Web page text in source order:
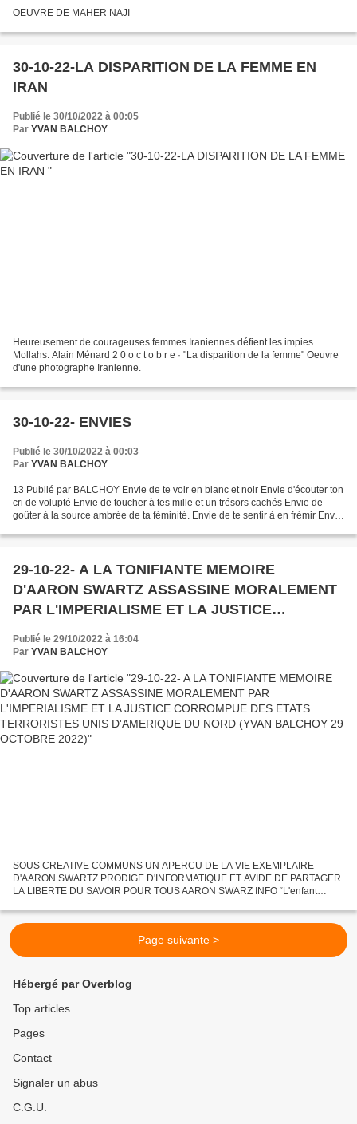
OEUVRE DE MAHER NAJI
30-10-22-LA DISPARITION DE LA FEMME EN
IRAN
Publié le 30/10/2022 à 00:05
Par YVAN BALCHOY
Heureusement de courageuses femmes Iraniennes défient les impies
Mollahs. Alain Ménard 2 0 o c t o b r e · "La disparition de la femme" Oeuvre
d'une photographe Iranienne.
30-10-22- ENVIES
Publié le 30/10/2022 à 00:03
Par YVAN BALCHOY
13 Publié par BALCHOY Envie de te voir en blanc et noir Envie d'écouter ton
cri de volupté Envie de toucher à tes mille et un trésors cachés Envie de
goûter à la source ambrée de ta féminité. Envie de te sentir à en frémir Envie
29-10-22- A LA TONIFIANTE MEMOIRE
D'AARON SWARTZ ASSASSINE MORALEMENT
PAR L'IMPERIALISME ET LA JUSTICE
CORROMPUE DES ETATS TERRORISTES UNIS
D'AMERIQUE DU NORD (YVAN BALCHOY 29
Publié le 29/10/2022 à 16:04
Par YVAN BALCHOY
SOUS CREATIVE COMMUNS UN APERCU DE LA VIE EXEMPLAIRE
D'AARON SWARTZ PRODIGE D'INFORMATIQUE ET AVIDE DE PARTAGER
LA LIBERTE DU SAVOIR POUR TOUS AARON SWARZ INFO “L'enfant
Hérard...
Page suivante >
Hébergé par Overblog
Top articles
Pages
Contact
Signaler un abus
C.G.U.